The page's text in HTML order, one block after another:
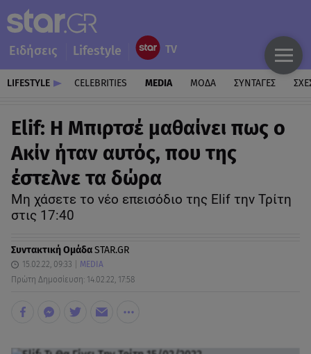
Ειδήσεις Lifestyle
LIFESTYLE CELEBRITIES MEDIA ΜΟΔΑ ΣΥΝΤΑΓΕΣ
Elif: Η Μπιρτσέ μαθαίνει πως ο
Ακίν ήταν αυτός, που της
έστελνε τα δώρα
Μη χάσετε το νέο επεισόδιο της Elif την Τρίτη
στις 17:40
Συντακτική ΟμάδαSTAR.GR
15.02.22, 09:33
MEDIA
Πρώτη Δημοσίευση: 14.02.22, 17:58